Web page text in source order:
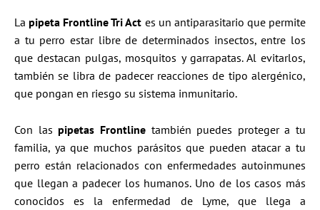
Lapipeta Frontline Tri Act es un antiparasitario que permite
a tu perro estar libre de determinados insectos, entre los
que destacan pulgas, mosquitos y garrapatas. Al evitarlos,
también se libra de padecer reacciones de tipo alergénico,
que pongan en riesgo su sistema inmunitario.
Con laspipetas Frontlinetambién puedes proteger a tu
familia, ya que muchos parásitos que pueden atacar a tu
perro están relacionados con enfermedades autoinmunes
que llegan a padecer los humanos. Uno de los casos más
conocidos es la enfermedad de Lyme, que llega a